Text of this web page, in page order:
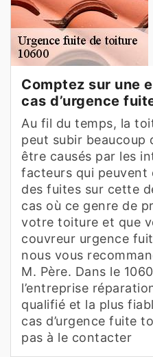
Comptez sur une
cas d’urgence
Au fil du temps, la
peut subir beaucoup
être causés par les
facteurs qui peuvent
des fuites sur cette
cas où ce genre de
votre toiture et que
couvreur urgence
nous vous
M. Père. Dans le
l’entreprise
qualifié et la plus
cas d’urgence fuite
pas à le contacter